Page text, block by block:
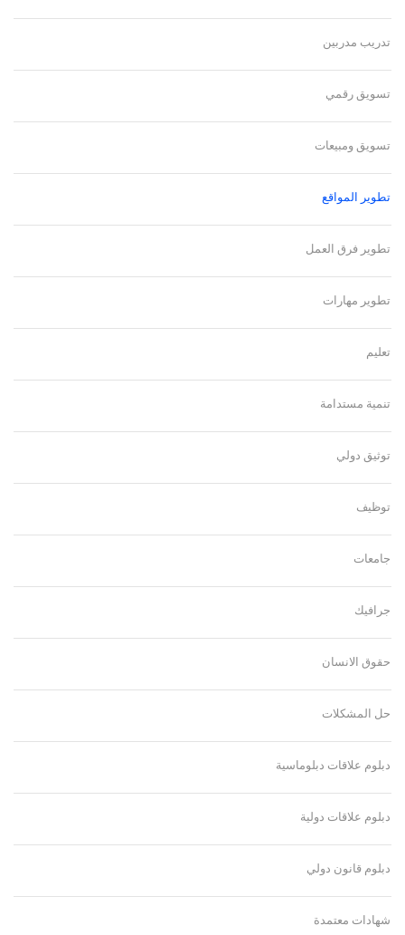
تدريب مدربين
تسويق رقمي
تسويق ومبيعات
تطوير المواقع
تطوير فرق العمل
تطوير مهارات
تعليم
تنمية مستدامة
توثيق دولي
توظيف
جامعات
جرافيك
حقوق الانسان
حل المشكلات
دبلوم علاقات دبلوماسية
دبلوم علاقات دولية
دبلوم قانون دولي
شهادات معتمدة